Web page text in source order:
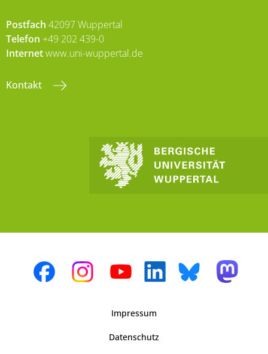
Postfach 42097 Wuppertal
Telefon +49 202 439-0
Internetwww.uni-wuppertal.de
Kontakt
Impressum
Datenschutz